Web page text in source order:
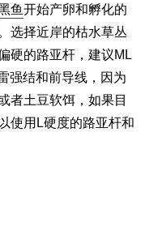
鱼开始产卵和孵化的
选择近岸的枯水草丛
硬的路亚杆，建议ML
强结和前导线，因为
者土豆软饵，如果目
使用L硬度的路亚杆和